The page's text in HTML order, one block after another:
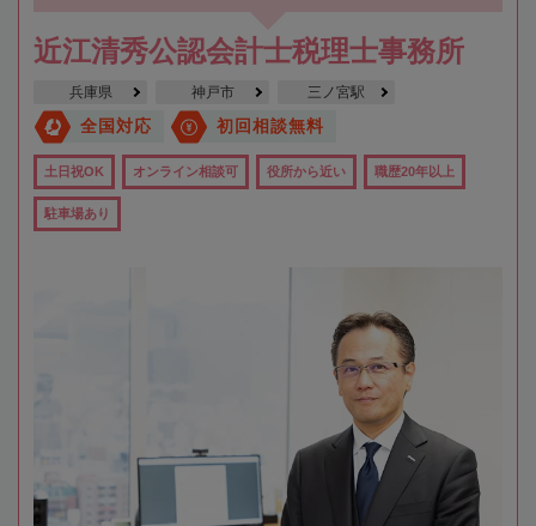
近江清秀公認会計士税理士事務所
兵庫県 神戸市 三ノ宮駅
全国対応 初回相談無料
土日祝OK オンライン相談可 役所から近い 職歴20年以上
駐車場あり